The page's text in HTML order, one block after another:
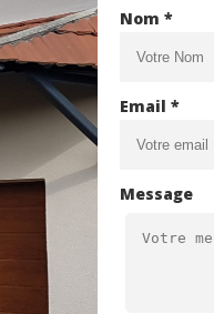
Nom *
Email *
Message